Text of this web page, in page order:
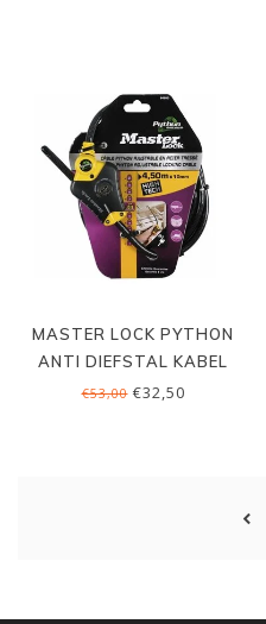
MASTER LOCK PYTHON
ANTI DIEFSTAL KABEL
MET SLOT, 4.5 MTR
€53,00€32,50